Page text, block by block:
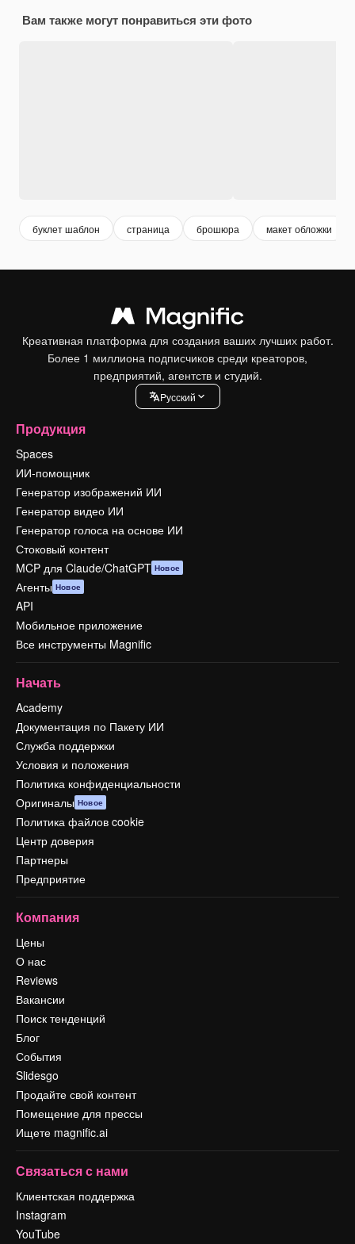
Вам также могут понравиться эти фото
буклет шаблон страница брошюра макет обложки
Креативная платформа для создания ваших лучших работ.
Более 1 миллиона подписчиков среди креаторов,
предприятий, агентств и студий.
Pусский
Продукция
Spaces
ИИ-помощник
Генератор изображений ИИ
Генератор видео ИИ
Генератор голоса на основе ИИ
Стоковый контент
MCP для Claude/ChatGPT Новое
Агенты Новое
API
Мобильное приложение
Все инструменты Magnific
Начать
Academy
Документация по Пакету ИИ
Служба поддержки
Условия и положения
Политика конфиденциальности
Оригиналы Новое
Политика файлов cookie
Центр доверия
Партнеры
Предприятие
Компания
Цены
О нас
Reviews
Вакансии
Поиск тенденций
Блог
События
Slidesgo
Продайте свой контент
Помещение для прессы
Ищете magnific.ai
Связаться с нами
Клиентская поддержка
Instagram
YouTube